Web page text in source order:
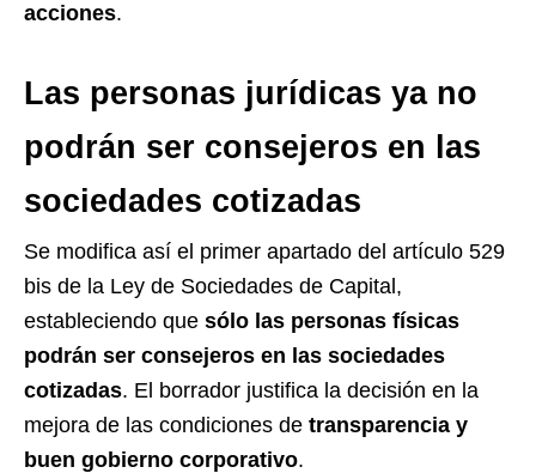
acciones.
Las personas jurídicas ya no
podrán ser consejeros en las
sociedades cotizadas
Se modifica así el primer apartado del artículo 529
bis de la Ley de Sociedades de Capital,
estableciendo que sólo las personas físicas
podrán ser consejeros en las sociedades
cotizadas. El borrador justifica la decisión en la
mejora de las condiciones de transparencia y
buen gobierno corporativo.